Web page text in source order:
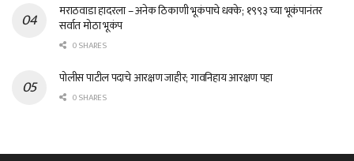
मराठवाडा हादरला – अनेक ठिकाणी भूकंपाचे धक्के; १९९३ च्या भूकंपानंतर
सर्वात मोठा भूकंप
0 SHARES
पोलीस पाटील पदाचे आरक्षण जाहीर; गावनिहाय आरक्षण पहा
0 SHARES